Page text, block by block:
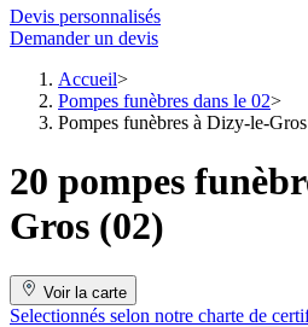
Devis personnalisés
Demander un devis
Accueil
Pompes funèbres dans le 02
Pompes funèbres à Dizy-le-Gros
20 pompes
Gros (02)
Voir la carte
Selectionnés selon notre charte de